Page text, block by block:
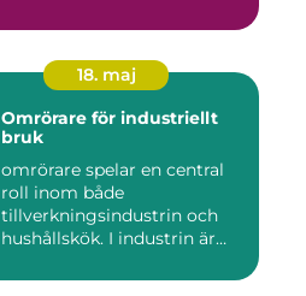
18. maj
Omrörare för industriellt
bruk
omrörare spelar en central
roll inom både
tillverkningsindustrin och
hushållskök. I industrin är